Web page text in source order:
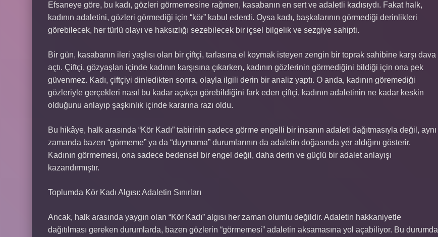
Efsaneye göre, bu kadı, gözleri görmemesine rağmen, kasabanın en sert ve adaletli kadısıydı. Fakat halk,
kadının adaletini, gözleri görmediği için “kör” kabul ederdi. Oysa kadı, başkalarının görmediği derinlikleri
görebilecek, her türlü olayı ve haksızlığı sezebilecek bir içsel bilgelik ve sezgiye sahipti.
Bir gün, kasabanın ileri yaşlısı olan bir çiftçi, tarlasına el koymak isteyen zengin bir toprak sahibine karşı dava
açtı. Çiftçi, gözyaşları içinde kadının karşısına çıkarken, kadının gözlerinin görmediğini bildiği için ona pek
güvenmez. Kadı, çiftçiyi dinledikten sonra, olayla ilgili derin bir analiz yaptı. O anda, kadının göremediği
gözleriyle gerçekleri nasıl bu kadar açıkça görebildiğini fark eden çiftçi, kadının adaletinin ne kadar keskin
olduğunu anlayıp şaşkınlık içinde kararına razı oldu.
Bu hikâye, halk arasında “Kör Kadı” tabirinin sadece görme engelli bir insanın adaleti dağıtmasıyla değil, aynı
zamanda bazen “görmeme” ya da “duymama” durumlarının da adaletin doğasında yer aldığını gösterir.
Kadının görmemesi, ona sadece bedensel bir engel değil, daha derin ve güçlü bir adalet anlayışı
kazandırmıştır.
Toplumda Kör Kadı Algısı: Adaletin Sınırları
Ancak, halk arasında yaygın olan “Kör Kadı” algısı her zaman olumlu değildir. Adaletin hakkaniyetle
dağıtılması gereken durumlarda, bazen gözlerin “görmemesi” adaletin aksamasına yol açabiliyor. Bu durumda